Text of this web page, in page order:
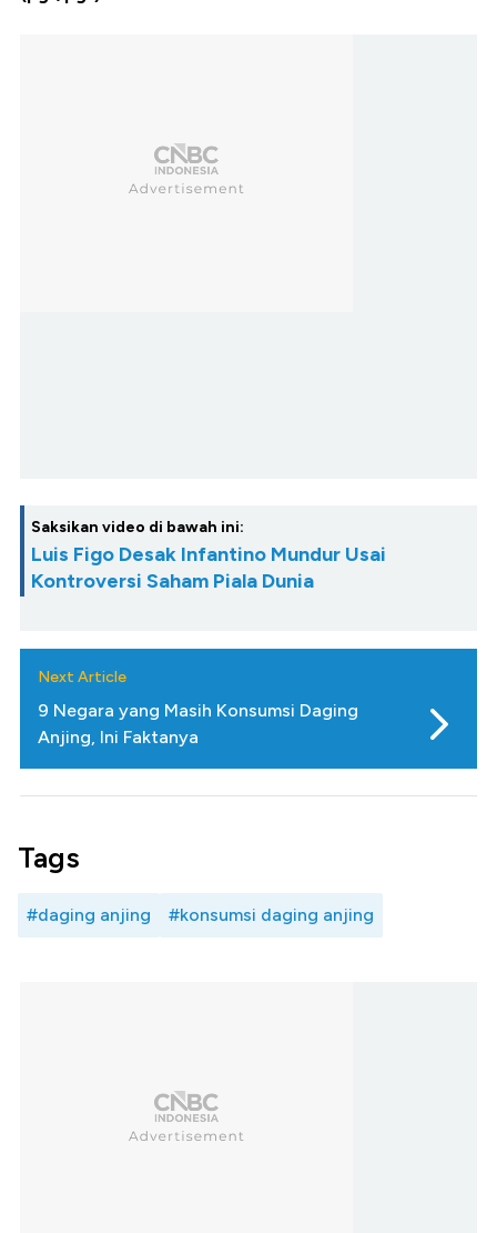
Saksikan video di bawah ini:
Luis Figo Desak Infantino Mundur Usai
Kontroversi Saham Piala Dunia
Next Article
9 Negara yang Masih Konsumsi Daging
Anjing, Ini Faktanya
Tags
#daging anjing #konsumsi daging anjing